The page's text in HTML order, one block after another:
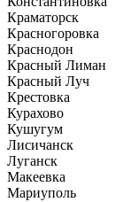
Краматорск
Красногоровка
Краснодон
Красный Лиман
Красный Луч
Крестовка
Курахово
Кушугум
Лисичанск
Луганск
Макеевка
Мариуполь